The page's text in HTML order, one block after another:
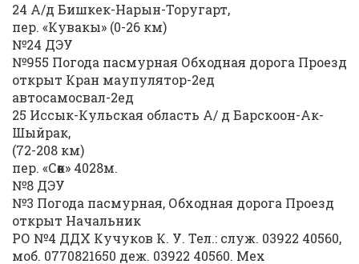
24 А/д Бишкек-Нарын-Торугарт,
пер. «Кувакы» (0-26 км)
№24 ДЭУ
№955 Погода пасмурная Обходная дорога Проезд
открыт Кран маупулятор-2ед
автосамосвал-2ед
25 Иссык-Кульская область А/ д Барскоон-Ак-
Шыйрак,
(72-208 км)
пер. «Сөөк» 4028м.
№8 ДЭУ
№3 Погода пасмурная, Обходная дорога Проезд
открыт Начальник
РО №4 ДДХ Кучуков К. У. Тел.: служ. 03922 40560,
моб. 0770821650 деж. 03922 40560. Мех